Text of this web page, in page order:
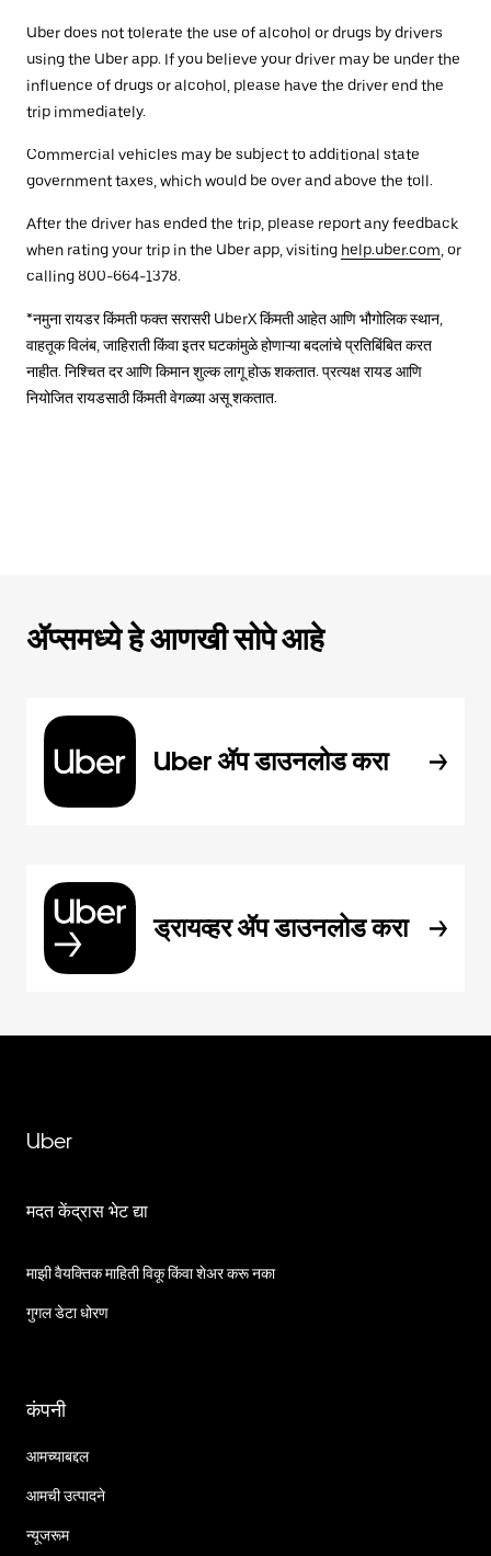
Uber does not tolerate the use of alcohol or drugs by drivers
using the Uber app. If you believe your driver may be under the
influence of drugs or alcohol, please have the driver end the
trip immediately.
Commercial vehicles may be subject to additional state
government taxes, which would be over and above the toll.
After the driver has ended the trip, please report any feedback
when rating your trip in the Uber app, visiting help.uber.com , or
calling 800-664-1378.
*नमुना रायडर किंमती फक्त सरासरी UberX किंमती आहेत आणि भौगोलिक स्थान,
वाहतूक विलंब, जाहिराती किंवा इतर घटकांमुळे होणाऱ्या बदलांचे प्रतिबिंबित करत
नाहीत. निश्चित दर आणि किमान शुल्क लागू होऊ शकतात. प्रत्यक्ष रायड आणि
नियोजित रायडसाठी किंमती वेगळ्या असू शकतात.
ॲप्समध्ये हे आणखी सोपे आहे
Uber ॲप डाउनलोड करा
ड्रायव्हर ॲप डाउनलोड करा
Uber
मदत केंद्रास भेट द्या
माझी वैयक्तिक माहिती विकू किंवा शेअर करू नका
गुगल डेटा धोरण
कंपनी
आमच्याबद्दल
आमची उत्पादने
न्यूजरूम